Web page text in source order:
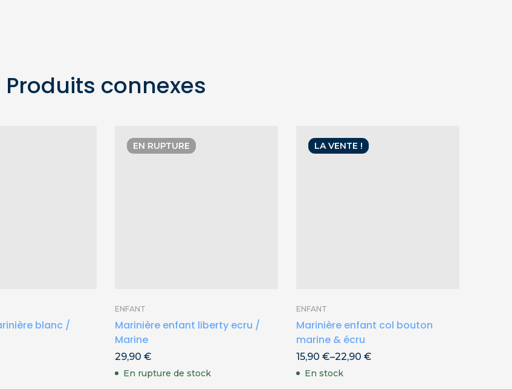
Produits connexes
blanc /
EN RUPTURE
ENFANT
Marinière enfant liberty ecru /
Marine
29,90 €
En rupture de stock
LA VENTE !
ENFANT
Marinière enfant col bouton
marine & écru
15,90 €–22,90 €
En stock